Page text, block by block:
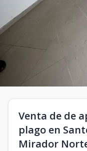
Venta de de
plago en
Mirador